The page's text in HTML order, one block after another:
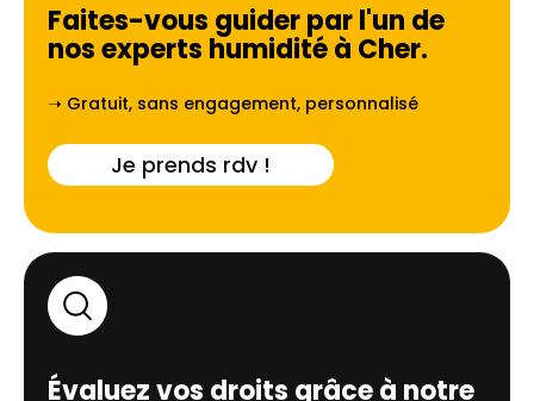
Faites-vous guider par l'un de
nos experts humidité à Cher.
➝ Gratuit, sans engagement, personnalisé
Je prends rdv !
Évaluez vos droits grâce à notre